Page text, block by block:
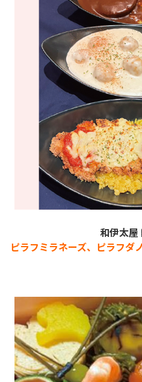
和伊太屋
ピラフミラネーズ、ピラフダ